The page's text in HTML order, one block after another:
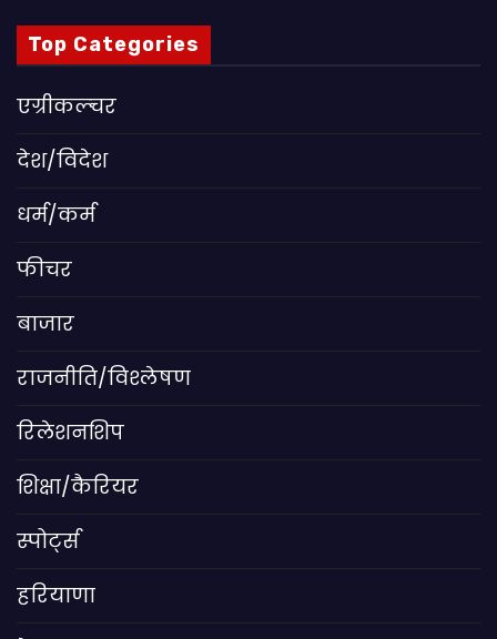
Top Categories
एग्रीकल्चर
देश/विदेश
धर्म/कर्म
फीचर
बाजार
राजनीति/विश्लेषण
रिलेशनशिप
शिक्षा/कैरियर
स्पोर्ट्स
हरियाणा